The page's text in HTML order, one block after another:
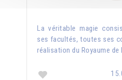
La véritable magie
ses facultés, toutes ses
réalisation du Royaume de